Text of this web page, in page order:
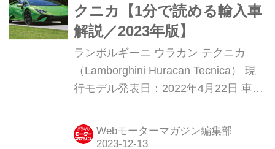
クニカ【1分で読める輸入車
解説／2023年版】
ランボルギーニ ウラカン テクニカ
（Lamborghini Huracan Tecnica） 現
行モデル発表日：2022年4月22日 車両
ズの集大成 後輪駆動のウラカンEVO
RWDに、AWD駆動のウラカンSTOと
Webモーターマガジン編集部